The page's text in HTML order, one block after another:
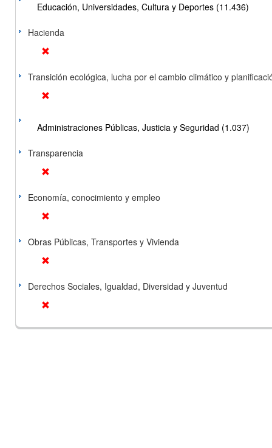
Educación, Universidades, Cultura y Deportes (11.436)
Hacienda
Transición ecológica, lucha por el cambio climático y
Administraciones Públicas, Justicia y Seguridad (1.037)
Transparencia
Economía, conocimiento y empleo
Obras Públicas, Transportes y Vivienda
Derechos Sociales, Igualdad, Diversidad y Juventud